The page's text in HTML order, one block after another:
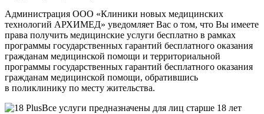
Администрация ООО «Клиники новых медицинских
технологий АРХИМЕД» уведомляет Вас о том, что Вы имеете
права получить медицинские услуги бесплатно в рамках
программы государственных гарантий бесплатного оказания
гражданам медицинской помощи и территориальной
программы государственных гарантий бесплатного оказания
гражданам медицинской помощи, обратившись
в поликлинику по месту жительства.
Все услуги предназначены для лиц старше 18 лет